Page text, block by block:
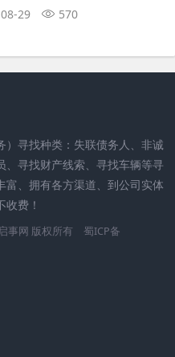
29 570
寻找种类：失联债务人、非诚
、寻找财产线索、寻找车辆等寻
、拥有各方渠道、到公司实体
费！
事网 版权所有
蜀ICP备